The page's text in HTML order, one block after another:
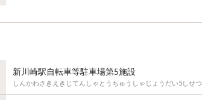
新川崎駅自転車等駐車場第5施設
しんかわさきえきじてんしゃとうちゅうしゃじょうだい5しせつ